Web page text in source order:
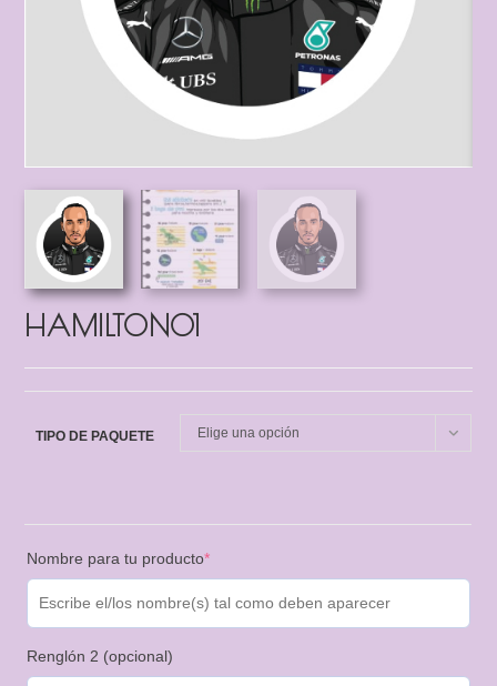
HAMILTON01
TIPO DE PAQUETE Elige una opción
Nombre para tu producto*
Renglón 2 (opcional)